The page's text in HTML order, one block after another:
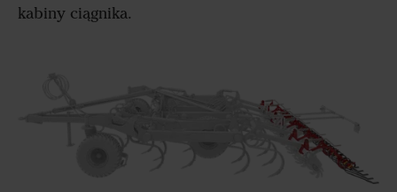
kabiny ciągnika.